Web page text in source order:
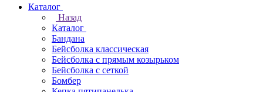
Каталог
Назад
Каталог
Бандана
Бейсболка классическая
Бейсболка с прямым козырьком
Бейсболка с сеткой
Бомбер